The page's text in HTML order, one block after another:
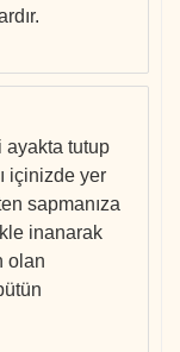
ayakta tutup
içinizde yer
sapmanıza
inanarak
olan